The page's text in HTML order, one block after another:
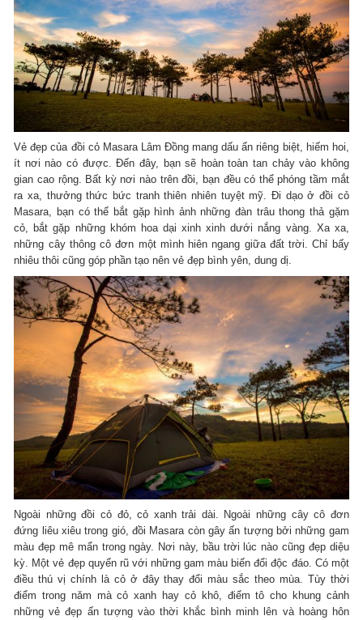
Vẻ đẹp của đồi cỏ Masara Lâm Đồng mang dấu ấn riêng biệt, hiếm hoi,
ít nơi nào có được. Đến đây, bạn sẽ hoàn toàn tan chảy vào không
gian cao rộng. Bất kỳ nơi nào trên đồi, bạn đều có thể phóng tầm mắt
ra xa, thưởng thức bức tranh thiên nhiên tuyệt mỹ. Đi dạo ở đồi cỏ
Masara, bạn có thể bắt gặp hình ảnh những đàn trâu thong thả gặm
cỏ, bắt gặp những khóm hoa dại xinh xinh dưới nắng vàng. Xa xa,
những cây thông cô đơn một mình hiên ngang giữa đất trời. Chỉ bấy
nhiêu thôi cũng góp phần tạo nên vẻ đẹp bình yên, dung dị.
Ngoài những đồi cỏ đỏ, cỏ xanh trải dài. Ngoài những cây cô đơn
đứng liêu xiêu trong gió, đồi Masara còn gây ấn tượng bởi những gam
màu đẹp mê mẩn trong ngày. Nơi này, bầu trời lúc nào cũng đẹp diệu
kỳ. Một vẻ đẹp quyến rũ với những gam màu biến đổi độc đáo. Có một
điều thú vị chính là cỏ ở đây thay đổi màu sắc theo mùa. Tùy thời
điểm trong năm mà cỏ xanh hay cỏ khô, điểm tô cho khung cảnh
những vẻ đẹp ấn tượng vào thời khắc bình minh lên và hoàng hôn